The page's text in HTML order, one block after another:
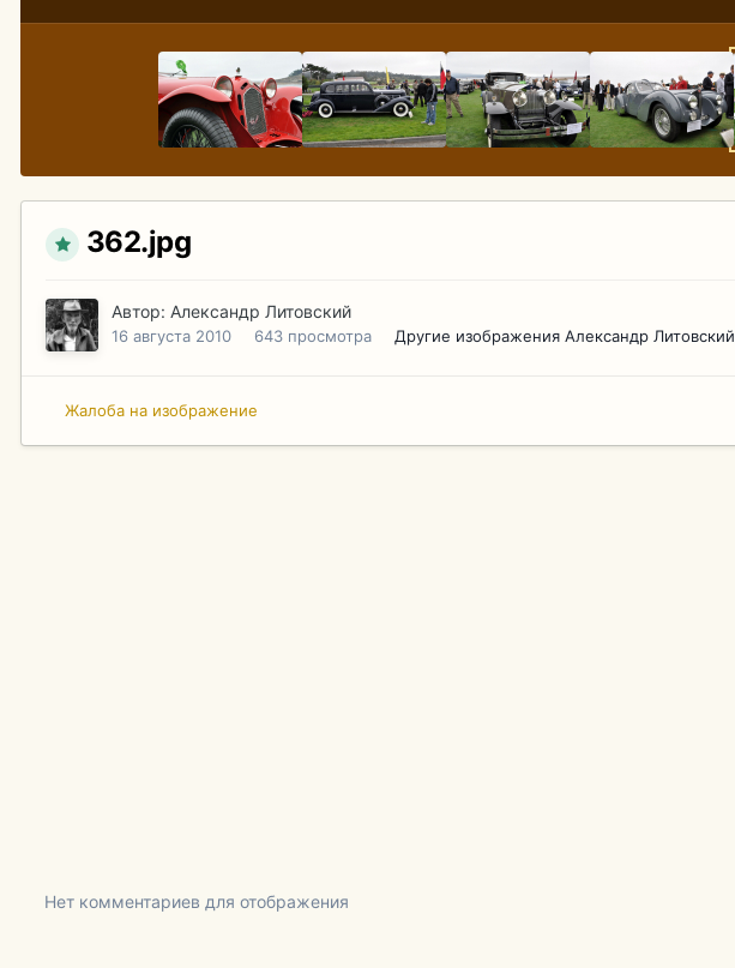
362.jpg
Автор: Александр Литовский
16 августа 2010 643 просмотра Другие изображения Александр Литовский
Жалоба на изображение
Нет комментариев для отображения